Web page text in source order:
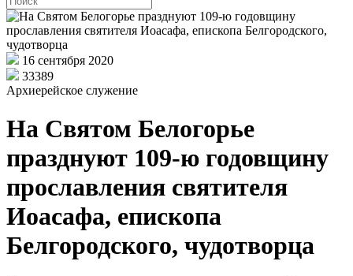
16 сентября 2020
33389
Архиерейское служение
На Святом Белогорье
празднуют 109-ю годовщину
прославления святителя
Иоасафа, епископа
Белгородского, чудотворца